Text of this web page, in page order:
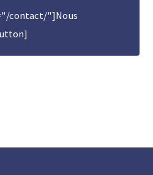
contact/"]Nous